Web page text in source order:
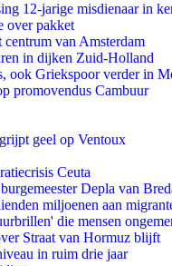
12-jarige misdienaar in
over pakket
van Amsterdam
in dijken Zuid-Holland
ook Griekspoor verder in
promovendus Cambuur
geel op Ventoux
Ceuta
Depla van
miljoenen aan
die mensen
Straat van Hormuz blijft
in ruim drie jaar